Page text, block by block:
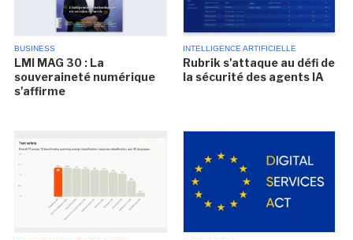
BUSINESS
LMI MAG 30 : La
souveraineté numérique
s'affirme
INTELLIGENCE ARTIFICIELLE
Rubrik s'attaque au défi de
la sécurité des agents IA